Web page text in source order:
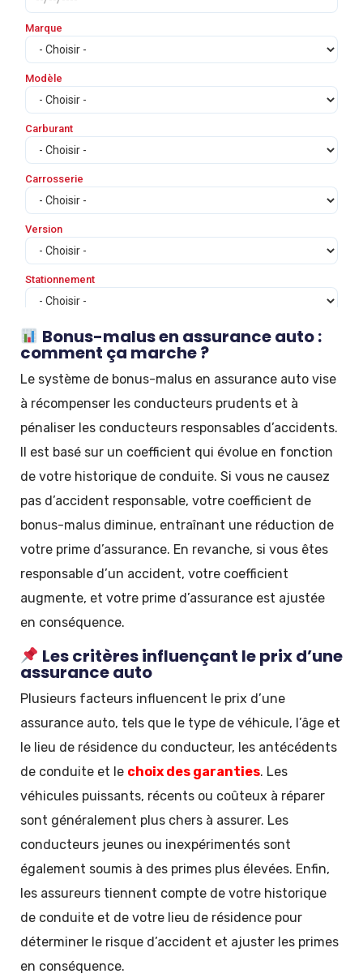
Bonus-malus en assurance auto :
comment ça marche ?
Le système de bonus-malus en assurance auto vise
à récompenser les conducteurs prudents et à
pénaliser les conducteurs responsables d’accidents.
Il est basé sur un coefficient qui évolue en fonction
de votre historique de conduite. Si vous ne causez
pas d’accident responsable, votre coefficient de
bonus-malus diminue, entraînant une réduction de
votre prime d’assurance. En revanche, si vous êtes
responsable d’un accident, votre coefficient
augmente, et votre prime d’assurance est ajustée
en conséquence.
Les critères influençant le prix d’une
assurance auto
Plusieurs facteurs influencent le prix d’une
assurance auto, tels que le type de véhicule, l’âge et
le lieu de résidence du conducteur, les antécédents
de conduite et le choix des garanties. Les
véhicules puissants, récents ou coûteux à réparer
sont généralement plus chers à assurer. Les
conducteurs jeunes ou inexpérimentés sont
également soumis à des primes plus élevées. Enfin,
les assureurs tiennent compte de votre historique
de conduite et de votre lieu de résidence pour
déterminer le risque d’accident et ajuster les primes
en conséquence.